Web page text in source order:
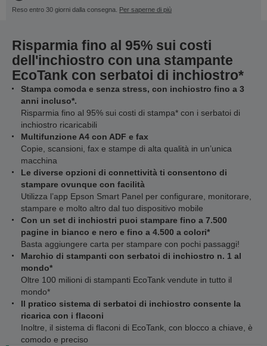
Reso entro 30 giorni dalla consegna. Per saperne di più
Risparmia fino al 95% sui costi
dell'inchiostro con una stampante
EcoTank con serbatoi di inchiostro*
Stampa comoda e senza stress, con inchiostro fino a 3
anni incluso*.
Risparmia fino al 95% sui costi di stampa* con i serbatoi di
inchiostro ricaricabili
Multifunzione A4 con ADF e fax
Copie, scansioni, fax e stampe di alta qualità in un’unica
macchina
Le diverse opzioni di connettività ti consentono di
stampare ovunque con facilità
Utilizza l’app Epson Smart Panel per configurare, monitorare,
stampare e molto altro dal tuo dispositivo mobile
Con un set di inchiostri puoi stampare fino a 7.500
pagine in bianco e nero e fino a 4.500 a colori*
Basta aggiungere carta per stampare con pochi passaggi!
Marchio di stampanti con serbatoi di inchiostro n. 1 al
mondo*
Oltre 100 milioni di stampanti EcoTank vendute in tutto il
mondo*
Il pratico sistema di serbatoi di inchiostro consente la
ricarica con i flaconi
Inoltre, il sistema di flaconi di EcoTank, con blocco a chiave, è
comodo e preciso